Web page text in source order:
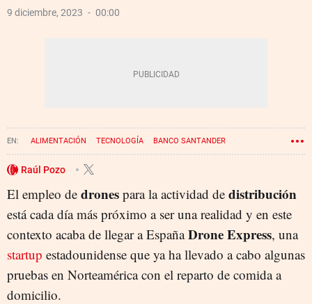
9 diciembre, 2023 00:00
ALIMENTACIÓN TECNOLOGÍA BANCO SANTANDER
Raúl Pozo
El empleo de drones para la actividad de distribución
está cada día más próximo a ser una realidad y en este
contexto acaba de llegar a EspañaDrone Express, una
startup estadounidense que ya ha llevado a cabo algunas
pruebas en Norteamérica con el reparto de comida a
domicilio.